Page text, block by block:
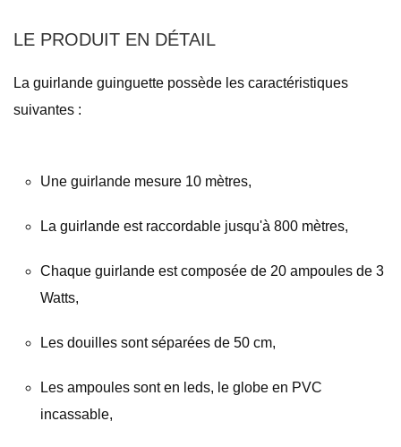
LE PRODUIT EN DÉTAIL
La guirlande guinguette possède les caractéristiques
suivantes :
Une guirlande mesure 10 mètres,
La guirlande est raccordable jusqu'à 800 mètres,
Chaque guirlande est composée de 20 ampoules de 3
Watts,
Les douilles sont séparées de 50 cm,
Les ampoules sont en leds, le globe en PVC
incassable,